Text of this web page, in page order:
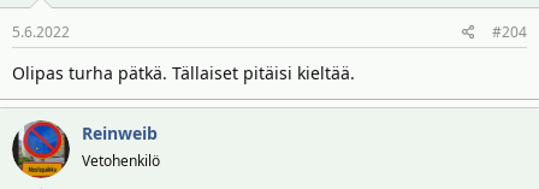
o
t
5.6.2022 #204
Olipas turha pätkä. Tällaiset pitäisi kieltää.
Reinweib
Vetohenkilö